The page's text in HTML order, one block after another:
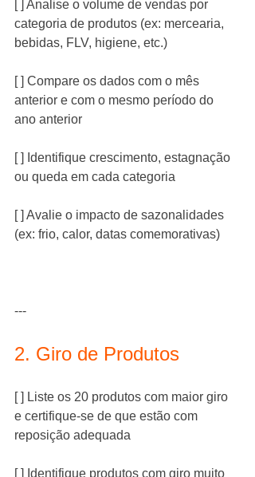
[ ] Analise o volume de vendas por
categoria de produtos (ex: mercearia,
bebidas, FLV, higiene, etc.)
[ ] Compare os dados com o mês
anterior e com o mesmo período do
ano anterior
[ ] Identifique crescimento, estagnação
ou queda em cada categoria
[ ] Avalie o impacto de sazonalidades
(ex: frio, calor, datas comemorativas)
---
2. Giro de Produtos
[ ] Liste os 20 produtos com maior giro
e certifique-se de que estão com
reposição adequada
[ ] Identifique produtos com giro muito